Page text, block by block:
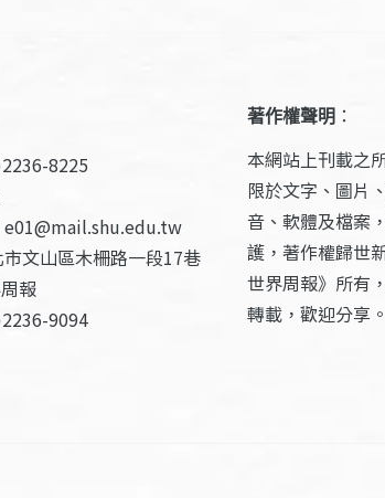
8225
e01@mail.shu.edu.tw
文山區木柵路一段17巷
報
9094
著作權聲明 ：
本網站上刊載之
限於文字、圖片
音、軟體及檔案
護，著作權歸世
世界周報》所有
轉載，歡迎分享。